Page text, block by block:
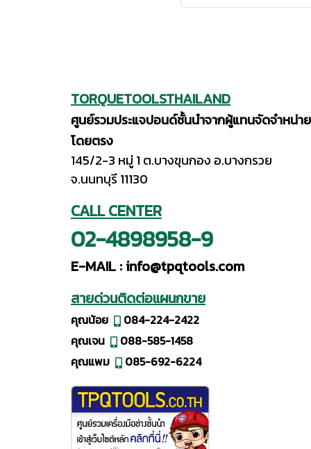
TORQUETOOLSTHAILAND
ศูนย์รวมประแจปอนด์ชั้นนำจากผู้แทนจัดจำหน่าย
โดยตรง
145/2-3 หมู่ 1 ต.บางขุนกอง อ.บางกรวย
จ.นนทบุรี 11130
CALL CENTER
02-4898958-9
E-MAIL :info@tpqtools.com
สายด่วนติดต่อแผนกขาย
คุณน้อย
084-224-2422
คุณเจน
088-585-1458
คุณแพม
085-692-6224